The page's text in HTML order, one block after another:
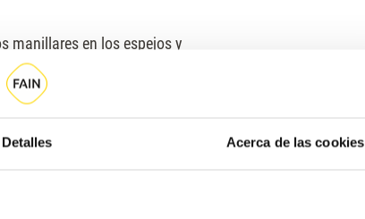
Detalles Acerca de las cookies
manillares en los espejos y
puertas ni forzar las